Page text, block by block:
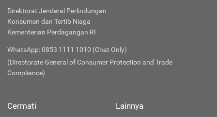
Direktorat Jenderal Perlindungan
Konsumen dan Tertib Niaga
Kementerian Perdagangan RI
WhatsApp: 0853 1111 1010 (Chat Only)
(Directorate General of Consumer Protection and Trade
Compliance)
Cermati Lainnya